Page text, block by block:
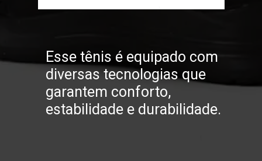
Esse tênis é equipado com
diversas tecnologias que
garantem conforto,
estabilidade e durabilidade.